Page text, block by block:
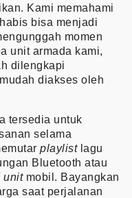
Kami memahami
bisa menjadi
momen
unit armada kami,
dilengkapi
diakses oleh
tersedia untuk
selama
playlistlagu
Bluetooth atau
unitmobil. Bayangkan
saat perjalanan